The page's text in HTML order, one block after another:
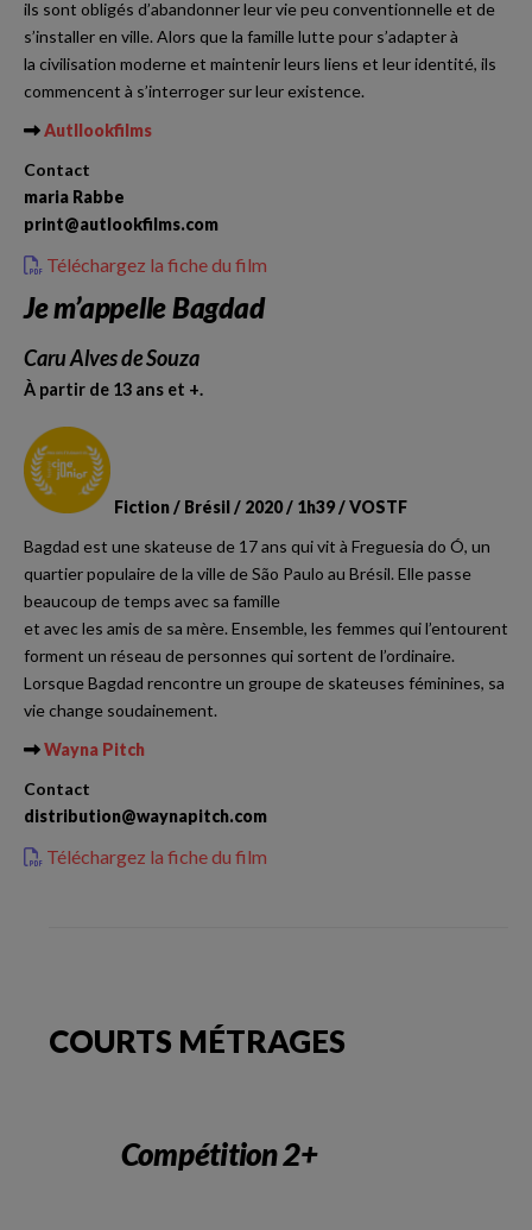
ils sont obligés d’abandonner leur vie peu conventionnelle et de
s’installer en ville. Alors que la famille lutte pour s’adapter à
la civilisation moderne et maintenir leurs liens et leur identité, ils
commencent à s’interroger sur leur existence.
Autllookfilms
Contact
maria Rabbe
print@autlookfilms.com
Téléchargez la fiche du film
Je m’appelle Bagdad
Caru Alves de Souza
À partir de 13 ans et +.
Fiction / Brésil / 2020 / 1h39 / VOSTF
Bagdad est une skateuse de 17 ans qui vit à Freguesia do Ó, un
quartier populaire de la ville de São Paulo au Brésil. Elle passe
beaucoup de temps avec sa famille
et avec les amis de sa mère. Ensemble, les femmes qui l’entourent
forment un réseau de personnes qui sortent de l’ordinaire.
Lorsque Bagdad rencontre un groupe de skateuses féminines, sa
vie change soudainement.
Wayna Pitch
Contact
distribution@waynapitch.com
Téléchargez la fiche du film
COURTS MÉTRAGES
Compétition 2+